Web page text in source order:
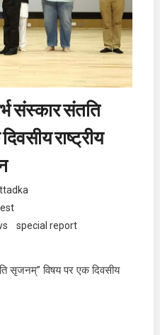
संस्कार संतति
राष्ट्रीय
special report
सृजनम्” विषय पर एक दिवसीय